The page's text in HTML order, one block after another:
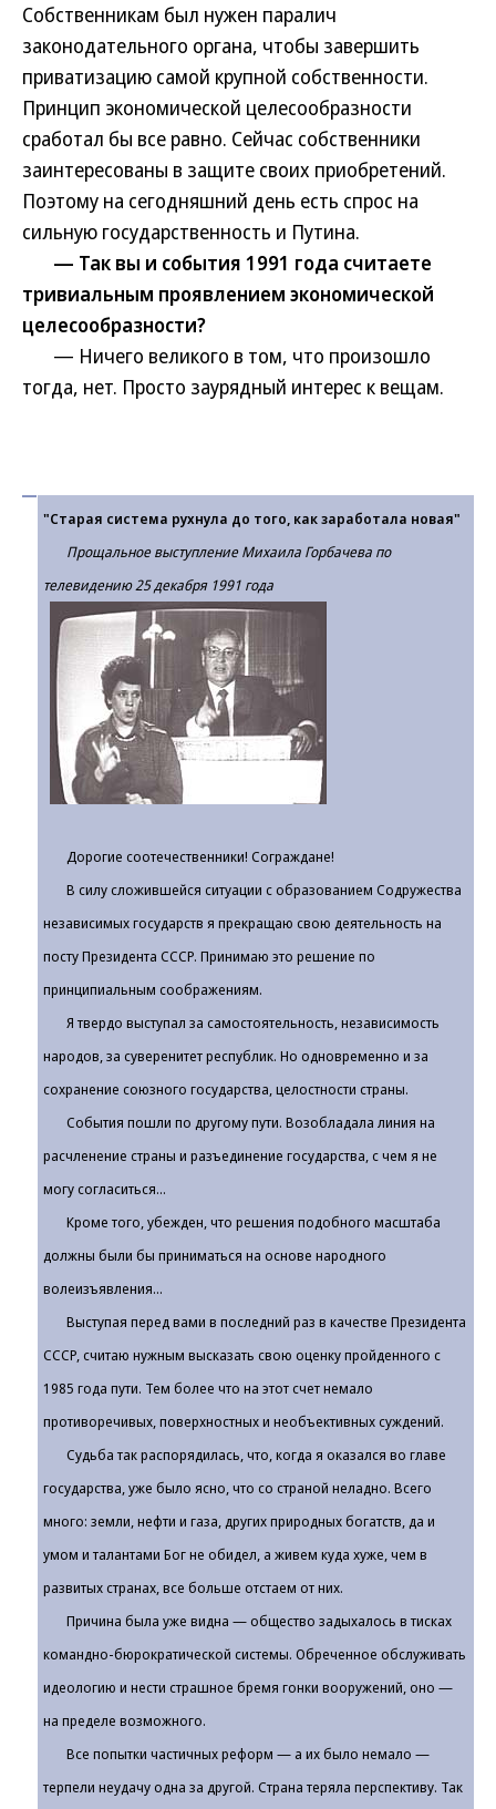
Собственникам был нужен паралич
законодательного органа, чтобы завершить
приватизацию самой крупной собственности.
Принцип экономической целесообразности
сработал бы все равно. Сейчас собственники
заинтересованы в защите своих приобретений.
Поэтому на сегодняшний день есть спрос на
сильную государственность и Путина.
— Так вы и события 1991 года считаете
тривиальным проявлением экономической
целесообразности?
— Ничего великого в том, что произошло
тогда, нет. Просто заурядный интерес к вещам.
"Старая система рухнула до того, как заработала новая"
Прощальное выступление Михаила Горбачева по
телевидению 25 декабря 1991 года
Дорогие соотечественники! Сограждане!
В силу сложившейся ситуации с образованием Содружества
независимых государств я прекращаю свою деятельность на
посту Президента СССР. Принимаю это решение по
принципиальным соображениям.
Я твердо выступал за самостоятельность, независимость
народов, за суверенитет республик. Но одновременно и за
сохранение союзного государства, целостности страны.
События пошли по другому пути. Возобладала линия на
расчленение страны и разъединение государства, с чем я не
могу согласиться...
Кроме того, убежден, что решения подобного масштаба
должны были бы приниматься на основе народного
волеизъявления...
Выступая перед вами в последний раз в качестве Президента
СССР, считаю нужным высказать свою оценку пройденного с
1985 года пути. Тем более что на этот счет немало
противоречивых, поверхностных и необъективных суждений.
Судьба так распорядилась, что, когда я оказался во главе
государства, уже было ясно, что со страной неладно. Всего
много: земли, нефти и газа, других природных богатств, да и
умом и талантами Бог не обидел, а живем куда хуже, чем в
развитых странах, все больше отстаем от них.
Причина была уже видна — общество задыхалось в тисках
командно-бюрократической системы. Обреченное обслуживать
идеологию и нести страшное бремя гонки вооружений, оно —
на пределе возможного.
Все попытки частичных реформ — а их было немало —
терпели неудачу одна за другой. Страна теряла перспективу. Так